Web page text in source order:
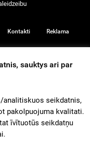
Kontakti Reklama
sauktys ari par
seikdatnis,
pakolpuojuma kvalitati.
īvītuotūs seikdatņu